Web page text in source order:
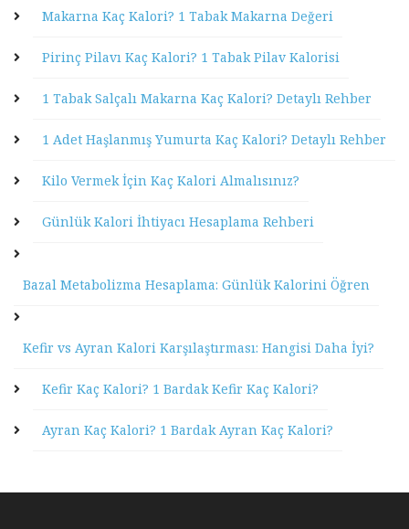
Makarna Kaç Kalori? 1 Tabak Makarna Değeri
Pirinç Pilavı Kaç Kalori? 1 Tabak Pilav Kalorisi
1 Tabak Salçalı Makarna Kaç Kalori? Detaylı Rehber
1 Adet Haşlanmış Yumurta Kaç Kalori? Detaylı Rehber
Kilo Vermek İçin Kaç Kalori Almalısınız?
Günlük Kalori İhtiyacı Hesaplama Rehberi
Bazal Metabolizma Hesaplama: Günlük Kalorini Öğren
Kefir vs Ayran Kalori Karşılaştırması: Hangisi Daha İyi?
Kefir Kaç Kalori? 1 Bardak Kefir Kaç Kalori?
Ayran Kaç Kalori? 1 Bardak Ayran Kaç Kalori?